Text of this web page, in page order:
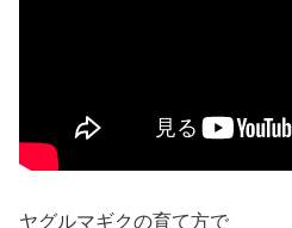
ヤグルマギクの育て方で